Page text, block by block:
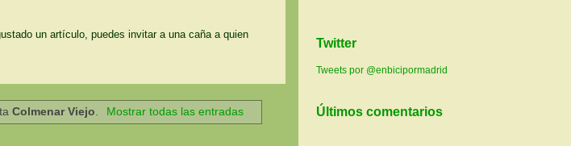
un artículo, puedes invitar a una caña a quien
Colmenar Viejo Mostrar todas las entradas
Twitter
Tweets por @enbicipormadrid
Últimos comentarios